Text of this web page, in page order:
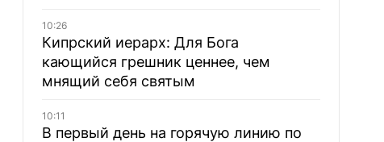
10:26
Кипрский иерарх: Для Бога
кающийся грешник ценнее, чем
мнящий себя святым
10:11
В первый день на горячую линию по